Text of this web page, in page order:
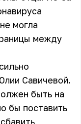
могла
между
Савичевой.
быть на
бы поставить